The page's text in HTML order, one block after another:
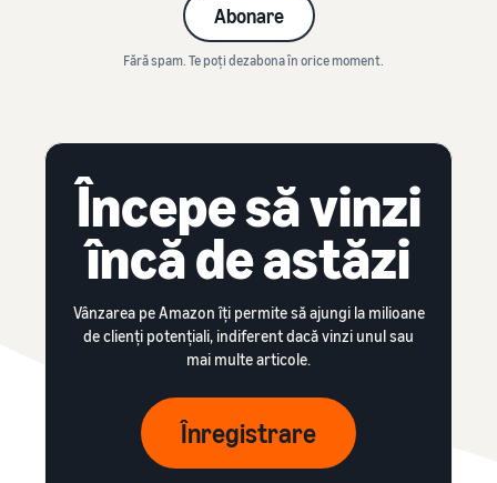
Abonare
Fără spam. Te poți dezabona în orice moment.
Începe să vinzi
încă de astăzi
Vânzarea pe Amazon îți permite să ajungi la milioane
de clienți potențiali, indiferent dacă vinzi unul sau
mai multe articole.
Înregistrare